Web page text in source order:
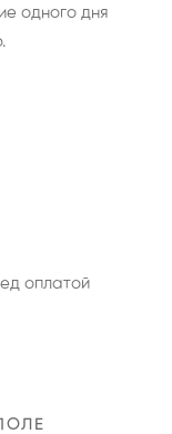
одного дня
оплатой